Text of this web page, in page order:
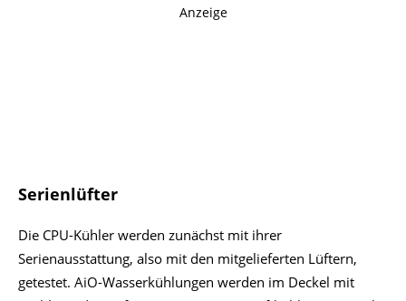
Anzeige
Serienlüfter
Die CPU-Kühler werden zunächst mit ihrer
Serienausstattung, also mit den mitgelieferten Lüftern,
getestet. AiO-Wasserkühlungen werden im Deckel mit